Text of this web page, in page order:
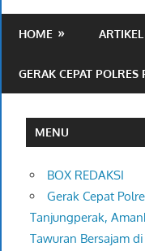
Publik
HOME ARTIKEL
GERAK CEPAT
MENU
BOX REDAKSI
Gerak Cepat
Tanjungperak,
Tawuran Bersajam